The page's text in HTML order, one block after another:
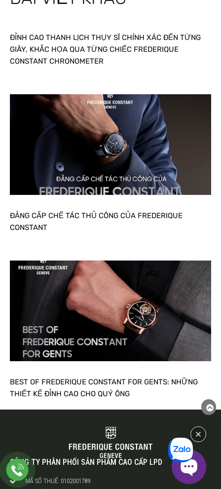
ĐỈNH CAO THANH LỊCH THỤY SĨ CHÍNH XÁC ĐẾN TỪNG
GIÂY, KHẮC HỌA QUA TỪNG CHIẾC FREDERIQUE
CONSTANT CHRONOMETER
ĐẲNG CẤP CHẾ TÁC THỦ CÔNG CỦA FREDERIQUE
CONSTANT
BEST OF FREDERIQUE CONSTANT FOR GENTS: NHỮNG
THIẾT KẾ ĐỈNH CAO CHO QUÝ ÔNG
CÔNG TY PHÂN PHỐI SẢN PHẨM CAO CẤP LPD
MÃ SỐ THUẾ: 0102001789